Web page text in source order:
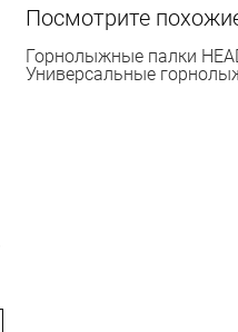
Посмотрите
Горнолыжные палки
Универсальные